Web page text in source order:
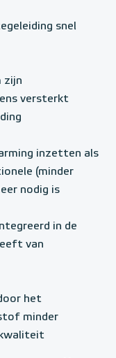
snel
zijn
versterkt
inzetten als
(minder
nodig is
in de
van
het
minder